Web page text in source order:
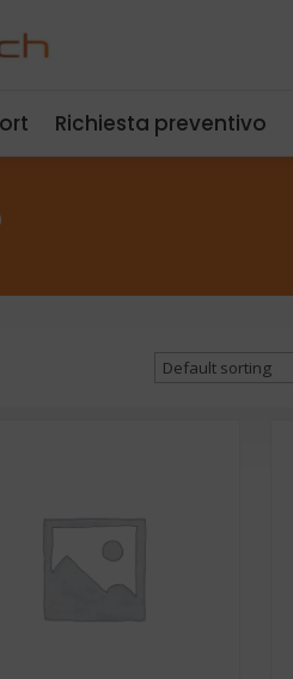
Richiesta preventivo